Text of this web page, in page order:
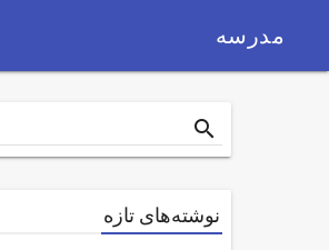
مدرسه
Search
for
search
نوشته‌های تازه